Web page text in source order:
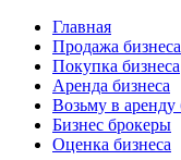
Главная
Продажа бизнеса
Покупка бизнеса
Аренда бизнеса
Возьму в аренду
Бизнес брокеры
Оценка бизнеса